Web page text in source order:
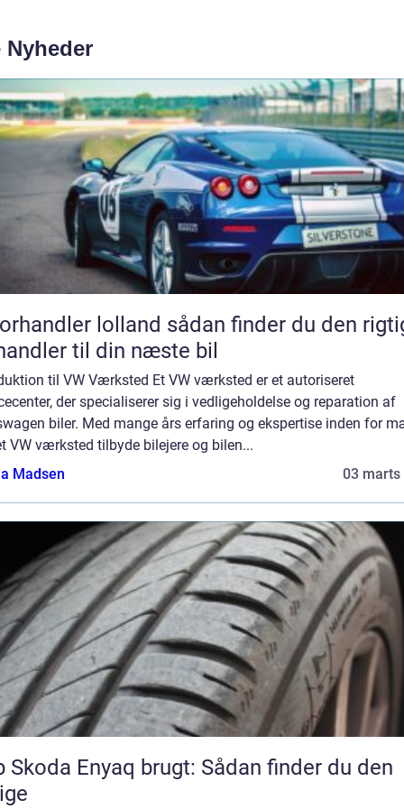
Nyheder
lolland sådan finder du den rigtige
til din næste bil
til VW Værksted Et VW værksted er et autoriseret
der specialiserer sig i vedligeholdelse og reparation af
biler. Med mange års erfaring og ekspertise inden for
VW værksted tilbyde bilejere og bilen...
Madsen
03 marts
Skoda Enyaq brugt: Sådan finder du den